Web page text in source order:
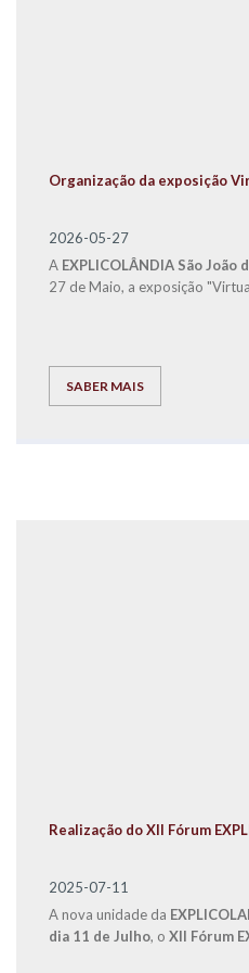
Organização da exposição
2026-05-27
A EXPLICOLÂNDIA São João
27 de Maio, a exposição
SABER MAIS
Realização do XII Fórum
2025-07-11
A nova unidade da
dia 11 de Julho, o XII Fórum